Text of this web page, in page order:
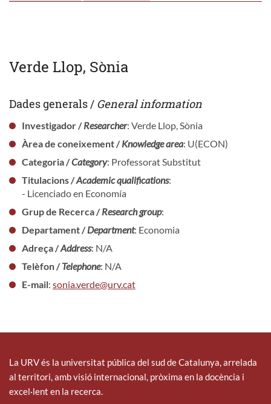
Verde Llop, Sònia
Dades generals / General information
Investigador /Researcher: Verde Llop, Sònia
Àrea de coneixement /Knowledge area: U(ECON)
Categoria /Category: Professorat Substitut
Titulacions /Academic qualifications:
- Licenciado en Economía
Grup de Recerca /Research group:
Departament /Department: Economia
Adreça /Address: N/A
Telèfon /Telephone: N/A
E-mail: sonia.verde@urv.cat
La URV és la universitat pública del sud de Catalunya, arrelada
al territori, amb visió internacional, pròxima en la docència i
excel·lent en la recerca.